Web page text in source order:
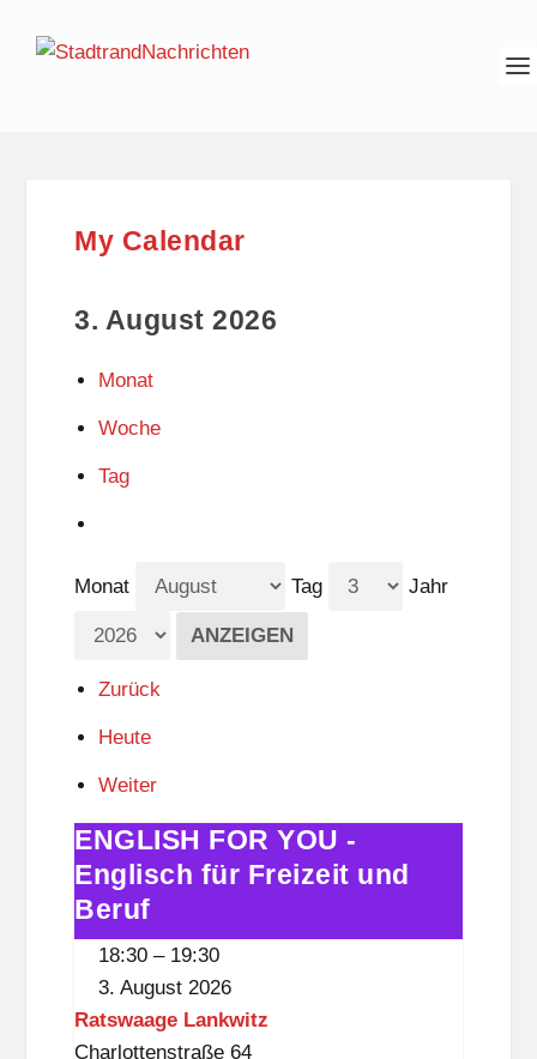
My Calendar
3. August 2026
Monat
Woche
Tag
Monat Tag Jahr
Zurück
Heute
Weiter
ENGLISH
FOR
YOU
-
Englisch
Freizeit
ENGLISH FOR YOU -
Englisch für Freizeit und
Beruf
18:30 – 19:30
3. August 2026
Ratswaage Lankwitz
Charlottenstraße 64